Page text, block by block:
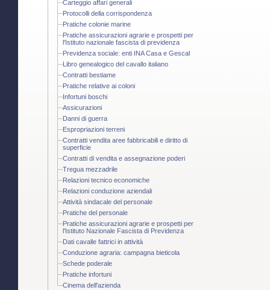
Carteggio affari generali
Protocolli della corrispondenza
Pratiche colonie marine
Pratiche assicurazioni agrarie e prospetti per
l'Istituto nazionale fascista di previdenza
Previdenza sociale: enti INA Casa e Gescal
Libro genealogico del cavallo italiano
Contratti bestiame
Pratiche relative ai coloni
Infortuni boschi
Assicurazioni
Danni di guerra
Espropriazioni terreni
Contratti vendita aree fabbricabili e diritto di
superficie
Contratti di vendita e assegnazione poderi
Tregua mezzadrile
Relazioni tecnico economiche
Relazioni conduzione aziendali
Attività sindacale del personale
Pratiche del personale
Pratiche assicurazioni agrarie e prospetti per
l'Istituto Nazionale Fascista di Previdenza
Dati cavalle fattrici in attività
Conduzione agraria: campagna bieticola
Schede poderale
Pratiche infortuni
Cinema dell'azienda